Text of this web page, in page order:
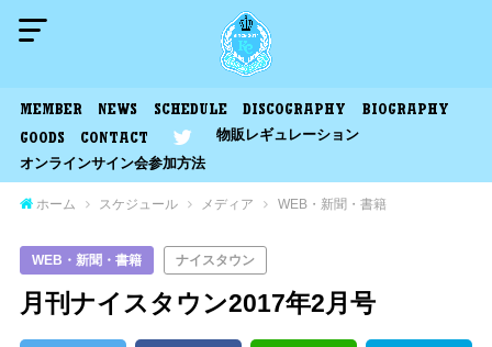
MEMBER NEWS SCHEDULE DISCOGRAPHY
BIOGRAPHY
GOODS
CONTACT
物販レギュレーション
オンラインサイン会参加方法
ホーム スケジュール メディア WEB・新聞・書籍
WEB・新聞・書籍 ナイスタウン
月刊ナイスタウン2017年2月号